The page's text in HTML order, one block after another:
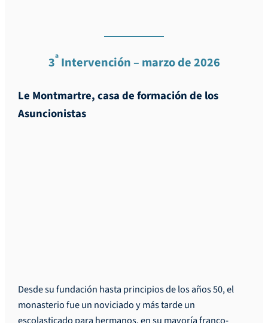
3ªIntervención – marzo de 2026
Le Montmartre, casa de formación de los
Asuncionistas
Desde su fundación hasta principios de los años 50, el
monasterio fue un noviciado y más tarde un